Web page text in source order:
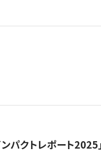
ンパクトレポート